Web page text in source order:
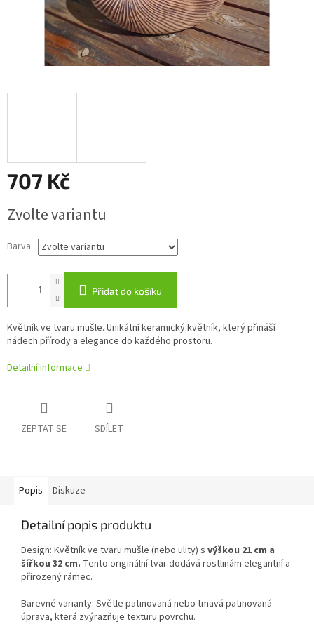
707 Kč
cena:
Zvolte variantu
Barva
Přidat do košíku
Květník ve tvaru mušle. Unikátní keramický květník, který přináší
nádech přírody a elegance do každého prostoru.
Detailní informace
ZEPTAT SE SDÍLET
Popis Diskuze
Detailní popis produktu
Design: Květník ve tvaru mušle (nebo ulity) s výškou 21 cm a
šířkou 32 cm. Tento originální tvar dodává rostlinám elegantní a
přirozený rámec.
Barevné varianty: Světle patinovaná nebo tmavá patinovaná
úprava, která zvýrazňuje texturu povrchu.